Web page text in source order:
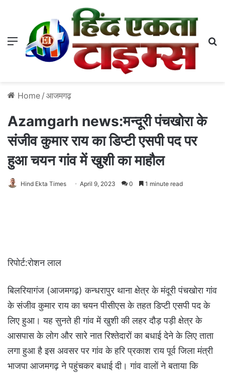
Menu
Home / आजमगढ़
Azamgarh news:मन्दूरी पंचखोरा के
संजीव कुमार राय का डिप्टी एसपी पद पर
हुआ चयन गांव में खुशी का माहौल
Hind Ekta Times April 9, 2023 0 1 minute read
रिपोर्ट:रोशन लाल
बिलरियागंज (आजमगढ़) कन्धरापुर थाना क्षेत्र के मंदूरी पंचखोरा गांव
के संजीव कुमार राय का चयन पीसीएस के तहत डिप्टी एसपी पद के
लिए हुआ। यह सुनते ही गांव में खुशी की लहर दौड़ पड़ी क्षेत्र के
आसपास के लोग और सारे नात रिश्तेदारों का बधाई देने के लिए ताता
लगा हुआ है इस अवसर पर गांव के हरि प्रकाश राय पूर्व जिला मंत्री
भाजपा आजमगढ़ ने पहुंचकर बधाई दी। गांव वालों ने बताया कि